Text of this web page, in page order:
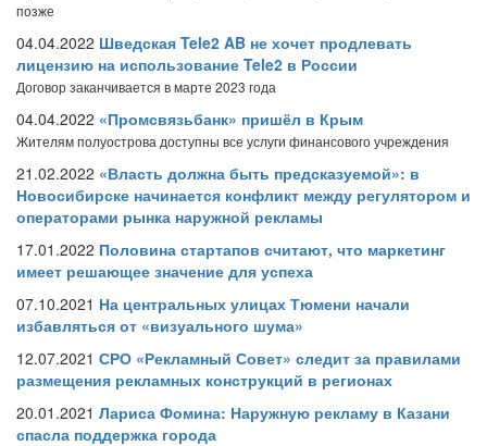
позже
04.04.2022 Шведская Tele2 AB не хочет продлевать
лицензию на использование Tele2 в России
Договор заканчивается в марте 2023 года
04.04.2022 «Промсвязьбанк» пришёл в Крым
Жителям полуострова доступны все услуги финансового учреждения
21.02.2022 «Власть должна быть предсказуемой»: в
Новосибирске начинается конфликт между регулятором и
операторами рынка наружной рекламы
17.01.2022 Половина стартапов считают, что маркетинг
имеет решающее значение для успеха
07.10.2021 На центральных улицах Тюмени начали
избавляться от «визуального шума»
12.07.2021 СРО «Рекламный Совет» следит за правилами
размещения рекламных конструкций в регионах
20.01.2021 Лариса Фомина: Наружную рекламу в Казани
спасла поддержка города